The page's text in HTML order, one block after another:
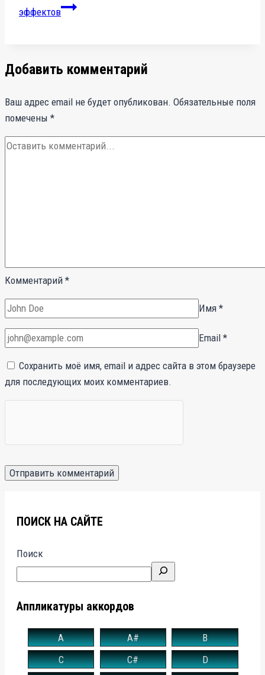
эффектов
Добавить комментарий
Ваш адрес email не будет опубликован. Обязательные поля
помечены *
Комментарий *
Имя *
Email *
Сохранить моё имя, email и адрес сайта в этом браузере
для последующих моих комментариев.
ПОИСК НА САЙТЕ
Поиск
Аппликатуры аккордов
A A#
B
C
C#
D